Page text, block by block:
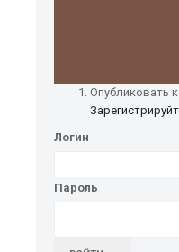
Опубликовать
Логин
Пароль